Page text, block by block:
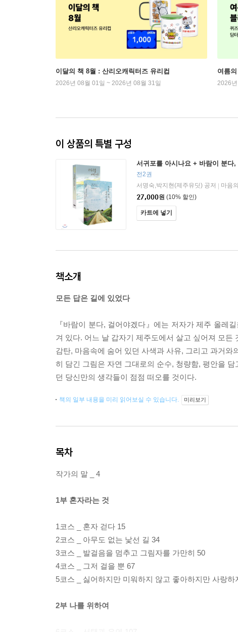
이달의 책 8월 : 산리오캐릭터즈 유리컵
2026년 08월 01일 ~ 2026년 08월 31일
여름
2026
이 상품의 특별 구성
서귀포를 아시나요 + 바람이 분다,
전2권
서명숙,박지현(제주유딧) 공저
마음
27,000원 (10% 할인)
카트에 넣기
책소개
모든 답은 길에 있었다
『바람이 분다, 걸어야겠다』에는 저자가 제주 올레
겨 있다. 어느 날 갑자기 제주도에서 살고 싶어져 모
감탄, 마음속에 숨어 있던 사색과 사유, 그리고 과거
히 담긴 그림은 자연 그대로의 순수, 청량함, 평안을
던 당신만의 생각들이 점점 떠오를 것이다.
책의 일부 내용을 미리 읽어보실 수 있습니다. 미리보기
목차
작가의 말 _ 4
1부 혼자라는 것
1코스 _ 혼자 걷다 15
2코스 _ 아무도 없는 낯선 길 34
3코스 _ 발걸음을 멈추고 그림자를 가만히 50
4코스 _ 그저 걸을 뿐 67
5코스 _ 싫어하지만 미워하지 않고 좋아하지만 사랑하
2부 나를 위하여